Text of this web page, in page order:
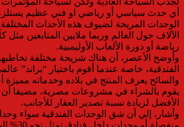
أي حدث سياسي أو رياضي او فني عظيم
الوحدات المريحة لضيوف هذه الأحداث
الآلاف حول العالم وربما ملايين المتابعين مثل
رياضة أو دورة الألعاب الأوليمبية.
وأوضح الأعصر، أن هناك شريحة مختلفة
الفندقية، خاصة عندما أقوم باختيار “براند”
والسائح يعرف المنتج في بلاده وخدماته
يقوم بالشراء في مشروعات مصرية، مضيفا أن
الأفضل لزيادة نسبة تصدير العقار للأجانب.
وأشار، إلي أن شق الوحدات الفندقية سواء